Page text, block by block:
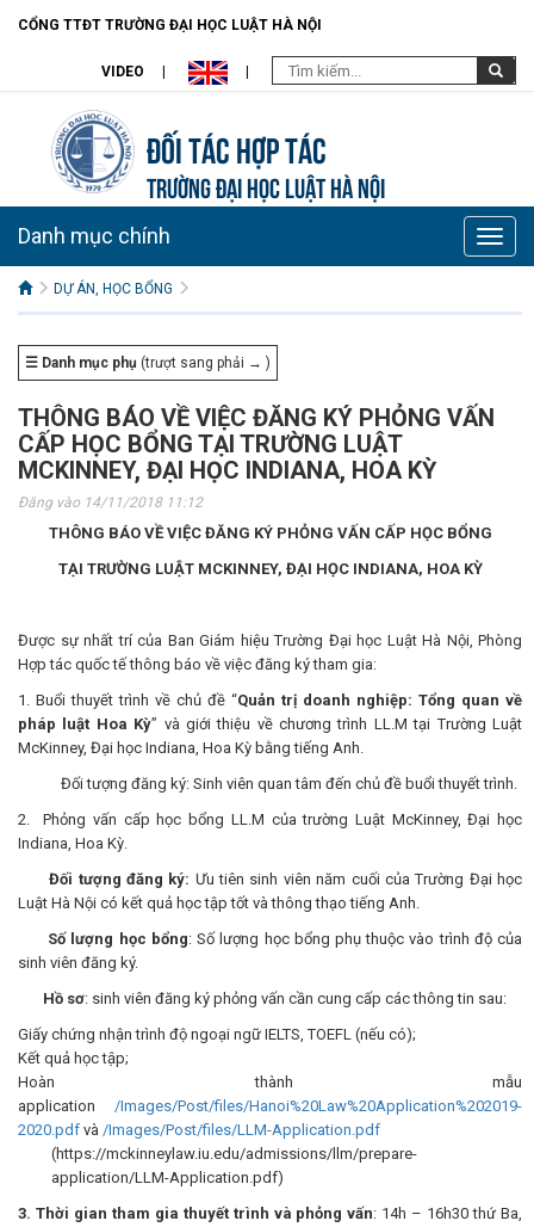
CỔNG TTĐT TRƯỜNG ĐẠI HỌC LUẬT HÀ NỘI
VIDEO
Đối tác hợp tác
TRƯỜNG ĐẠI HỌC LUẬT HÀ NỘI
Toggle
Danh mục chính
DỰ ÁN, HỌC BỔNG
☰ Danh mục phụ (trượt sang phải → )
THÔNG BÁO VỀ VIỆC ĐĂNG KÝ PHỎNG VẤN
CẤP HỌC BỔNG TẠI TRƯỜNG LUẬT
MCKINNEY, ĐẠI HỌC INDIANA, HOA KỲ
Đăng vào 14/11/2018 11:12
THÔNG BÁO VỀ VIỆC ĐĂNG KÝ PHỎNG VẤN CẤP HỌC BỔNG
TẠI TRƯỜNG LUẬT MCKINNEY, ĐẠI HỌC INDIANA, HOA KỲ
Được sự nhất trí của Ban Giám hiệu Trường Đại học Luật Hà Nội, Phòng
Hợp tác quốc tế thông báo về việc đăng ký tham gia:
1. Buổi thuyết trình về chủ đề “Quản trị doanh nghiệp: Tổng quan về
pháp luật Hoa Kỳ” và giới thiệu về chương trình LL.M tại Trường Luật
McKinney, Đại học Indiana, Hoa Kỳ bằng tiếng Anh.
Đối tượng đăng ký: Sinh viên quan tâm đến chủ đề buổi thuyết trình.
2. Phỏng vấn cấp học bổng LL.M của trường Luật McKinney, Đại học
Indiana, Hoa Kỳ.
Đối tượng đăng ký: Ưu tiên sinh viên năm cuối của Trường Đại học
Luật Hà Nội có kết quả học tập tốt và thông thạo tiếng Anh.
Số lượng học bổng: Số lượng học bổng phụ thuộc vào trình độ của
sinh viên đăng ký.
Hồ sơ: sinh viên đăng ký phỏng vấn cần cung cấp các thông tin sau:
Giấy chứng nhận trình độ ngoại ngữ IELTS, TOEFL (nếu có);
Kết quả học tập;
Hoàn thành mẫu
application /Images/Post/files/Hanoi%20Law%20Application%202019-
2020.pdf và /Images/Post/files/LLM-Application.pdf
(https://mckinneylaw.iu.edu/admissions/llm/prepare-
application/LLM-Application.pdf)
3. Thời gian tham gia thuyết trình và phỏng vấn: 14h – 16h30 thứ Ba,